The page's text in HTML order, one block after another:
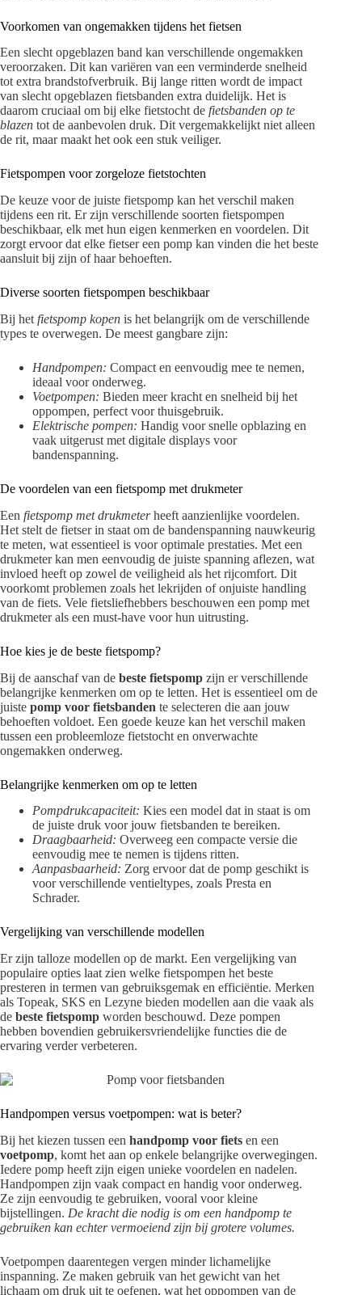
Voorkomen van ongemakken tijdens het fietsen
Een slecht opgeblazen band kan verschillende ongemakken
veroorzaken. Dit kan variëren van een verminderde snelheid
tot extra brandstofverbruik. Bij lange ritten wordt de impact
van slecht opgeblazen fietsbanden extra duidelijk. Het is
daarom cruciaal om bij elke fietstocht de fietsbanden op te
blazen tot de aanbevolen druk. Dit vergemakkelijkt niet alleen
de rit, maar maakt het ook een stuk veiliger.
Fietspompen voor zorgeloze fietstochten
De keuze voor de juiste fietspomp kan het verschil maken
tijdens een rit. Er zijn verschillende soorten fietspompen
beschikbaar, elk met hun eigen kenmerken en voordelen. Dit
zorgt ervoor dat elke fietser een pomp kan vinden die het beste
aansluit bij zijn of haar behoeften.
Diverse soorten fietspompen beschikbaar
Bij het fietspomp kopen is het belangrijk om de verschillende
types te overwegen. De meest gangbare zijn:
Handpompen: Compact en eenvoudig mee te nemen,
ideaal voor onderweg.
Voetpompen: Bieden meer kracht en snelheid bij het
oppompen, perfect voor thuisgebruik.
Elektrische pompen: Handig voor snelle opblazing en
vaak uitgerust met digitale displays voor
bandenspanning.
De voordelen van een fietspomp met drukmeter
Een fietspomp met drukmeterheeft aanzienlijke voordelen.
Het stelt de fietser in staat om de bandenspanning nauwkeurig
te meten, wat essentieel is voor optimale prestaties. Met een
drukmeter kan men eenvoudig de juiste spanning aflezen, wat
invloed heeft op zowel de veiligheid als het rijcomfort. Dit
voorkomt problemen zoals het lekrijden of onjuiste handling
van de fiets. Vele fietsliefhebbers beschouwen een pomp met
drukmeter als een must-have voor hun uitrusting.
Hoe kies je de beste fietspomp?
Bij de aanschaf van de beste fietspomp zijn er verschillende
belangrijke kenmerken om op te letten. Het is essentieel om de
juiste pomp voor fietsbanden te selecteren die aan jouw
behoeften voldoet. Een goede keuze kan het verschil maken
tussen een probleemloze fietstocht en onverwachte
ongemakken onderweg.
Belangrijke kenmerken om op te letten
Pompdrukcapaciteit: Kies een model dat in staat is om
de juiste druk voor jouw fietsbanden te bereiken.
Draagbaarheid: Overweeg een compacte versie die
eenvoudig mee te nemen is tijdens ritten.
Aanpasbaarheid: Zorg ervoor dat de pomp geschikt is
voor verschillende ventieltypes, zoals Presta en
Schrader.
Vergelijking van verschillende modellen
Er zijn talloze modellen op de markt. Een vergelijking van
populaire opties laat zien welke fietspompen het beste
presteren in termen van gebruiksgemak en efficiëntie. Merken
als Topeak, SKS en Lezyne bieden modellen aan die vaak als
de beste fietspomp worden beschouwd. Deze pompen
hebben bovendien gebruikersvriendelijke functies die de
ervaring verder verbeteren.
Handpompen versus voetpompen: wat is beter?
Bij het kiezen tussen een handpomp voor fiets en een
voetpomp, komt het aan op enkele belangrijke overwegingen.
Iedere pomp heeft zijn eigen unieke voordelen en nadelen.
Handpompen zijn vaak compact en handig voor onderweg.
Ze zijn eenvoudig te gebruiken, vooral voor kleine
bijstellingen. De kracht die nodig is om een handpomp te
gebruiken kan echter vermoeiend zijn bij grotere volumes.
Voetpompen daarentegen vergen minder lichamelijke
inspanning. Ze maken gebruik van het gewicht van het
lichaam om druk uit te oefenen, wat het oppompen van de